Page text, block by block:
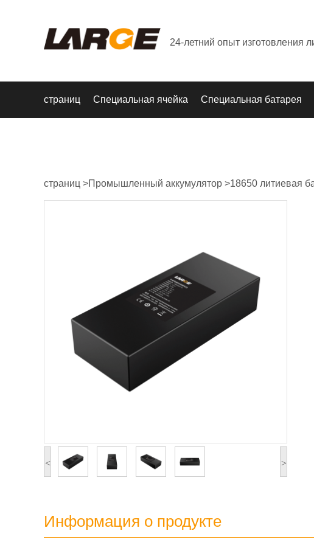
24-летний опыт изготовления
страниц Специальная ячейка Специальная батарея
страниц >Промышленный аккумулятор >18650 литиевая
<
>
Информация о продукте